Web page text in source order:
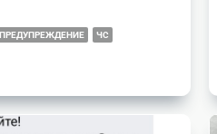
ПРЕДУПРЕЖДЕНИЕ ЧС